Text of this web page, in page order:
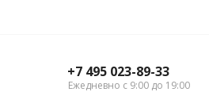
+7 495 023-89-33
Ежедневно с 9:00 до 19:00